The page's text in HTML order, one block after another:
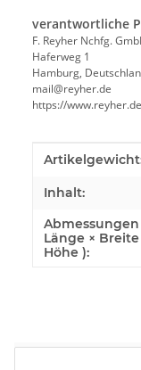
verantwortliche
F. Reyher Nchfg.
Haferweg 1
Hamburg,
mail@reyher.de
https://www.reyher.de
Wert
Inhalt:
Abmessungen
Länge × Breite
Höhe ):